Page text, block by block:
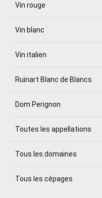
Vin rouge
Vin blanc
Vin italien
Ruinart Blanc de Blancs
Dom Perignon
Toutes les appellations
Tous les domaines
Tous les cépages